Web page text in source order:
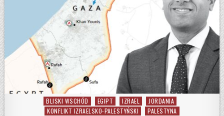
Posted in
BLISKI WSCHÓD EGIPT IZRAEL
JORDANIA
KONFLIKT IZRAELSKO-PALESTYŃSKI
PALESTYNA